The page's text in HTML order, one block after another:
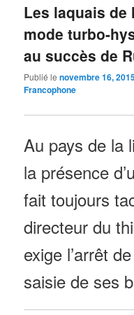
Les laquais de
mode turbo-
au succès de
Publié lenovembre 16,
Francophone
Au pays de la
la présence
fait toujours
directeur du
exige l’arrêt
saisie de ses